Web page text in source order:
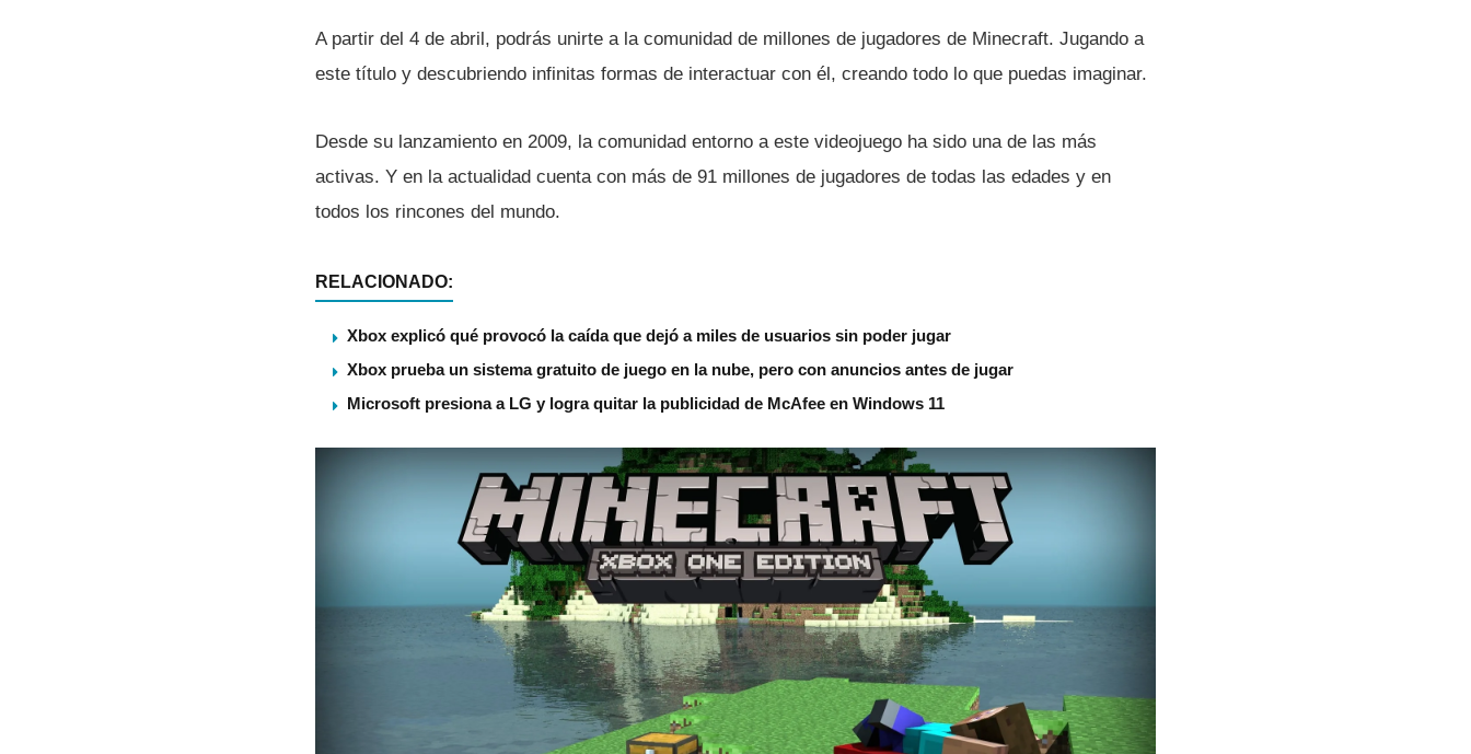
A partir del 4 de abril, podrás unirte a la comunidad de millones de jugadores de Minecraft. Jugando a
este tí­tulo y descubriendo infinitas formas de interactuar con él, creando todo lo que puedas imaginar.
Desde su lanzamiento en 2009, la comunidad entorno a este videojuego ha sido una de las más
activas. Y en la actualidad cuenta con más de 91 millones de jugadores de todas las edades y en
todos los rincones del mundo.
RELACIONADO:
Xbox explicó qué provocó la caída que dejó a miles de usuarios sin poder jugar
Xbox prueba un sistema gratuito de juego en la nube, pero con anuncios antes de jugar
Microsoft presiona a LG y logra quitar la publicidad de McAfee en Windows 11